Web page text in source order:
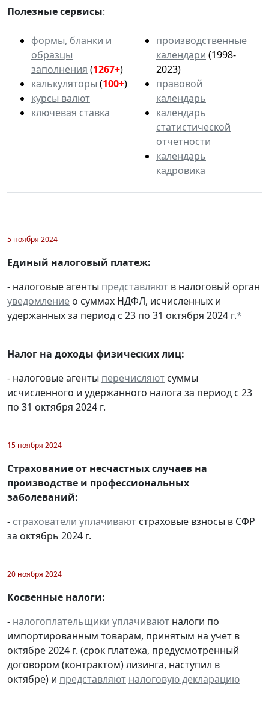
Полезные сервисы:
формы, бланки и
образцы
заполнения (1267+)
калькуляторы (100+)
курсы валют
ключевая ставка
производственные
календари (1998-
2023)
правовой
календарь
календарь
статистической
отчетности
календарь
кадровика
5 ноября 2024
Единый налоговый платеж:
- налоговые агенты представляют в налоговый орган
уведомление о суммах НДФЛ, исчисленных и
удержанных за период с 23 по 31 октября 2024 г.*
Налог на доходы физических лиц:
- налоговые агенты перечисляют суммы
исчисленного и удержанного налога за период с 23
по 31 октября 2024 г.
15 ноября 2024
Страхование от несчастных случаев на
производстве и профессиональных
заболеваний:
- страхователи уплачивают страховые взносы в СФР
за октябрь 2024 г.
20 ноября 2024
Косвенные налоги:
- налогоплательщики уплачивают налоги по
импортированным товарам, принятым на учет в
октябре 2024 г. (срок платежа, предусмотренный
договором (контрактом) лизинга, наступил в
октябре) и представляют налоговую декларацию